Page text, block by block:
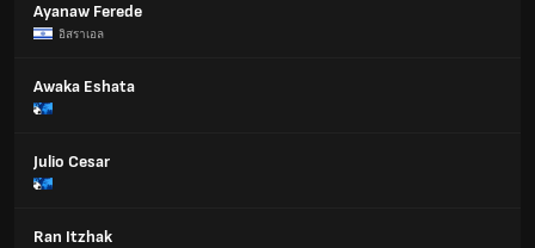
Ayanaw Ferede
อิสราเอล
Awaka Eshata
Julio Cesar
Ran Itzhak